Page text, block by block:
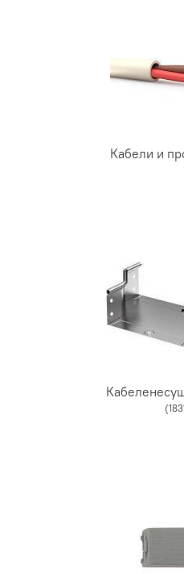
Кабели и